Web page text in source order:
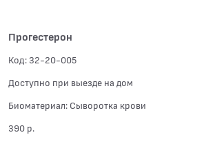
Прогестерон
Код: 32-20-005
Доступно при выезде на дом
Биоматериал: Сыворотка крови
390 р.